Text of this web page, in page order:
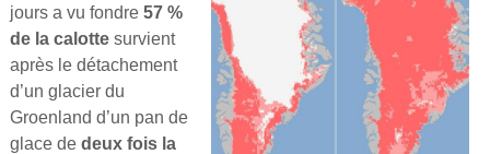
jours a vu fondre57 %
de la calotte survient
après le détachement
d’un glacier du
Groenland d’un pan de
glace de deux fois la